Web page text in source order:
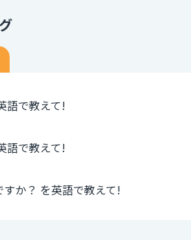
語で教えて!
語で教えて!
すか？ を英語で教えて!